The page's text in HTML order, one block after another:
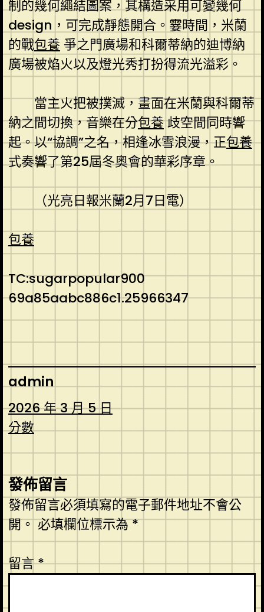
制的幾何繩結圖案，其構造采用可變幾何
design，可完成靜態開合。霎時間，米蘭
的戰包養 爭之門廣場和科爾蒂納的迪博納
廣場被焰火以及燈光秀打扮得流光溢彩。
當主火把被撲滅，畫面在米蘭與科爾蒂
納之間切換，音樂在分包養歧空間同時響
起。以“協調”之名，相逢冰雪浪漫，正包養
式奏響了第25屆冬奧會的華彩序章。
（光亮日報米蘭2月7日電）
包養
TC:sugarpopular900
69a85aabc886c1.25966347
admin
2026 年 3 月 5 日
分數
發佈留言
發佈留言必須填寫的電子郵件地址不會公
開。必填欄位標示為*
留言*